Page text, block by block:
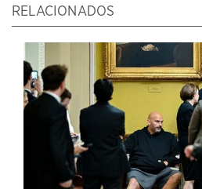
RELACIONADOS